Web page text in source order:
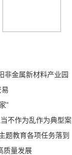
非金属新材料产业园
易
”
不作为乱作为典型案
题教育各项任务落到
质量发展